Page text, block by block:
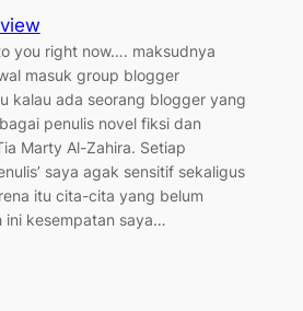
you right now…. maksudnya
masuk group blogger
kalau ada seorang blogger yang
penulis novel fiksi dan
Marty Al-Zahira. Setiap
saya agak sensitif sekaligus
itu cita-cita yang belum
ini kesempatan saya…